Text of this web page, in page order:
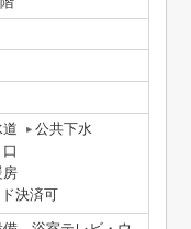
公共下水
房
決済可